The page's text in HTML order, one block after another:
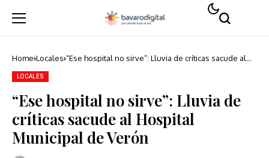
Home Locales “Ese hospital no sirve”: Lluvia de críticas sacude al
LOCALES
“Ese hospital no sirve”: Lluvia de
críticas sacude al Hospital
Municipal de Verón